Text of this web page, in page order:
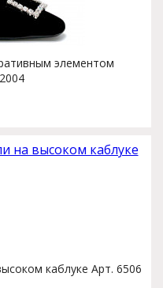
элементом
каблуке Арт. 6506